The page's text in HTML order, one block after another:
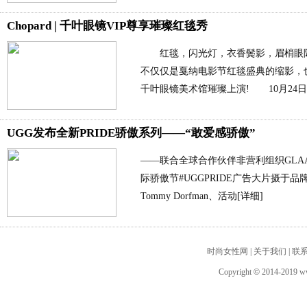
Chopard | 千叶眼镜VIP尊享璀璨红毯秀
红毯，闪光灯，衣香鬓影，眉梢眼
不仅仅是戛纳电影节红毯盛典的缩影
千叶眼镜美术馆璀璨上演! 10月24日
UGG发布全新PRIDE骄傲系列——“敢爱感骄傲”
——联合全球合作伙伴非营利组织
际骄傲节#UGGPRIDE广告大片摄于品
Tommy Dorfman、活动 [详细]
时尚女性网 | 关于我们 | 联
Copyright © 2014-2019